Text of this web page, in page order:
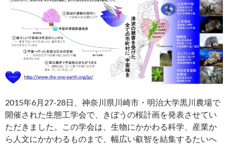
2015年6月27-28日、神奈川県川崎市・明治大学黒川農場で
開催された生態工学会で、きぼうの桜計画を発表させてい
ただきました。この学会は、生物にかかわる科学、産業か
ら人文にかかわるものまで、幅広い叡智を結集するたいへ